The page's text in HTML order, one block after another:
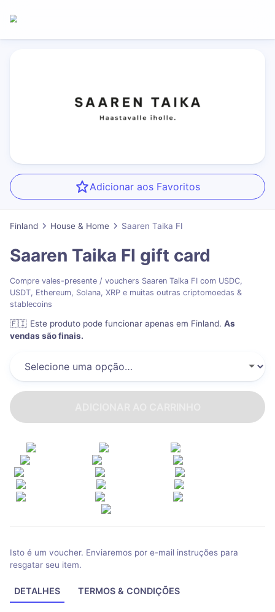
Adicionar aos Favoritos
Finland House & Home Saaren Taika FI
Saaren Taika FI gift card
Compre vales-presente / vouchers Saaren Taika FI com USDC,
USDT, Ethereum, Solana, XRP e muitas outras criptomoedas &
stablecoins
🇫🇮 Este produto pode funcionar apenas em Finland. As
vendas são finais.
Isto é um voucher. Enviaremos por e-mail instruções para
resgatar seu item.
DETALHES TERMOS & CONDIÇÕES